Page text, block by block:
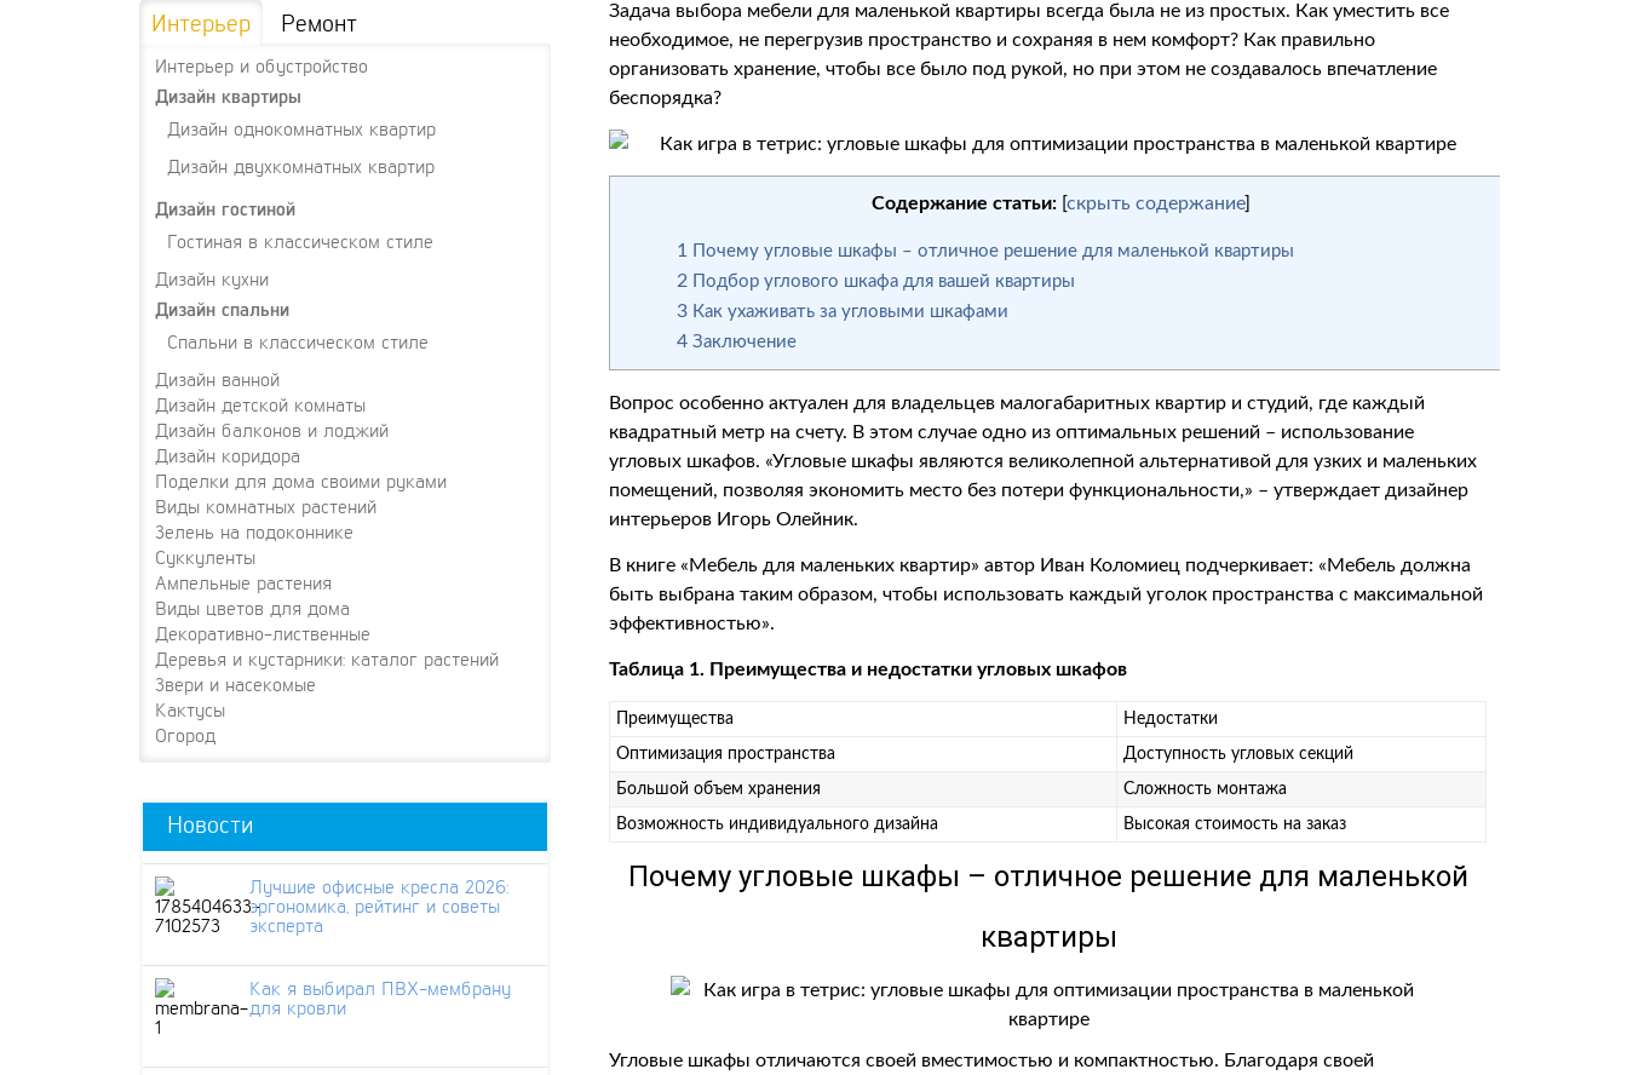
Задача выбора мебели для маленькой квартиры всегда была не из простых. Как уместить все
необходимое, не перегрузив пространство и сохраняя в нем комфорт? Как правильно
организовать хранение, чтобы все было под рукой, но при этом не создавалось впечатление
беспорядка?
Содержание статьи: [скрыть содержание]
1 Почему угловые шкафы – отличное решение для маленькой квартиры
2 Подбор углового шкафа для вашей квартиры
3 Как ухаживать за угловыми шкафами
4 Заключение
Вопрос особенно актуален для владельцев малогабаритных квартир и студий, где каждый
квадратный метр на счету. В этом случае одно из оптимальных решений – использование
угловых шкафов. «Угловые шкафы являются великолепной альтернативой для узких и маленьких
помещений, позволяя экономить место без потери функциональности,» – утверждает дизайнер
интерьеров Игорь Олейник.
В книге «Мебель для маленьких квартир» автор Иван Коломиец подчеркивает: «Мебель должна
быть выбрана таким образом, чтобы использовать каждый уголок пространства с максимальной
эффективностью».
Таблица 1. Преимущества и недостатки угловых шкафов
Преимущества Недостатки
Оптимизация пространства Доступность угловых секций
Большой объем хранения Сложность монтажа
Возможность индивидуального дизайна Высокая стоимость на заказ
Почему угловые шкафы – отличное решение для маленькой
квартиры
Угловые шкафы отличаются своей вместимостью и компактностью. Благодаря своей
Интерьер Ремонт
Интерьер и обустройство
Дизайн квартиры
Дизайн однокомнатных квартир
Дизайн двухкомнатных квартир
Дизайн гостиной
Гостиная в классическом стиле
Дизайн кухни
Дизайн спальни
Спальни в классическом стиле
Дизайн ванной
Дизайн детской комнаты
Дизайн балконов и лоджий
Дизайн коридора
Поделки для дома своими руками
Виды комнатных растений
Зелень на подоконнике
Суккуленты
Ампельные растения
Виды цветов для дома
Декоративно-лиственные
Деревья и кустарники: каталог растений
Звери и насекомые
Кактусы
Огород
Новости
Лучшие офисные кресла 2026:
эргономика, рейтинг и советы
эксперта
Как я выбирал ПВХ-мембрану
для кровли